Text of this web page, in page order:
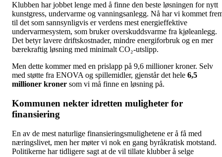
Klubben har jobbet lenge med å finne den beste løsningen for nytt
kunstgress, undervarme og vanningsanlegg. Nå har vi kommet
til det som sannsynligvis er verdens mest energieffektive
undervarmesystem, som bruker overskuddsvarme fra kjøleanlegg.
Det betyr lavere driftskostnader, mindre energiforbruk og en mer
bærekraftig løsning med minimalt CO₂-utslipp.
Men dette kommer med en prislapp på 9,6 millioner kroner. Selv
med støtte fra ENOVA og spillemidler, gjenstår det hele 6,5
millioner kroner som vi må finne en løsning på.
Kommunen nekter idretten muligheter for
finansiering
En av de mest naturlige finansieringsmulighetene er å få med
næringslivet, men her møter vi nok en gang byråkratisk motstand.
Politikerne har tidligere sagt at de vil tillate klubber å selge